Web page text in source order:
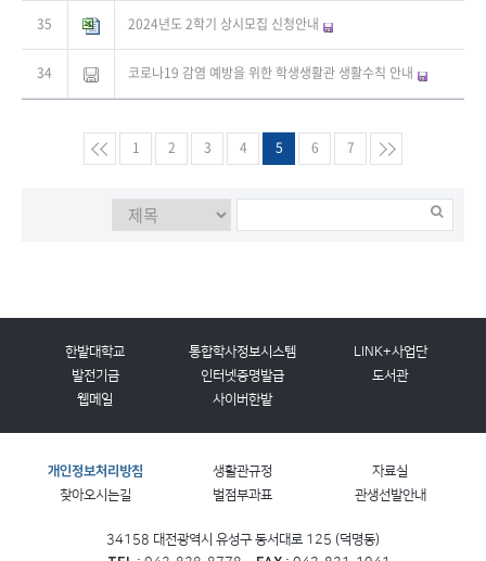
35 2024년도 2학기 상시모집 신청안내
34 코로나19 감염 예방을 위한 학생생활관 생활수칙 안내
1 2 3 4 5 6 7
한밭대학교 통합학사정보시스템
LINK+사업단
발전기금
인터넷증명발급
도서관
웹메일
사이버한밭
개인정보처리방침 생활관규정
자료실
찾아오시는길
벌점부과표 관생선발안내
34158 대전광역시 유성구 동서대로 125 (덕명동)